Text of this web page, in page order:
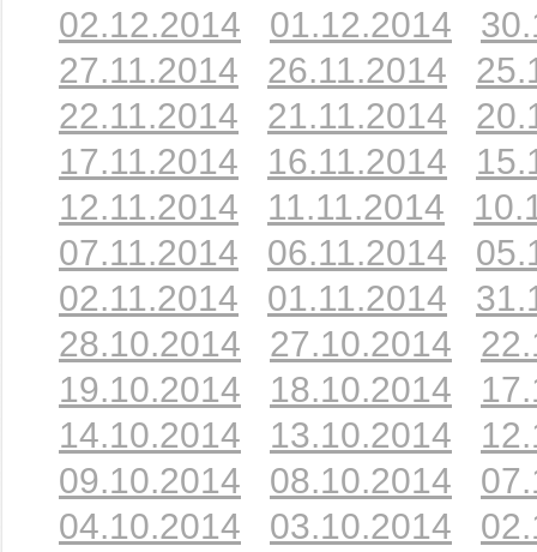
02.12.2014
01.12.2014
27.11.2014
26.11.2014
22.11.2014
21.11.2014
17.11.2014
16.11.2014
12.11.2014
11.11.2014
07.11.2014
06.11.2014
02.11.2014
01.11.2014
28.10.2014
27.10.2014
19.10.2014
18.10.2014
14.10.2014
13.10.2014
09.10.2014
08.10.2014
04.10.2014
03.10.2014